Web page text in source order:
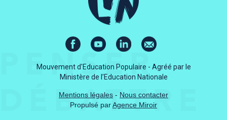
Mouvement d'Education Populaire - Agréé par le
Ministère de l’Education Nationale
Mentions légales - Nous contacter
Propulsé parAgence Miroir